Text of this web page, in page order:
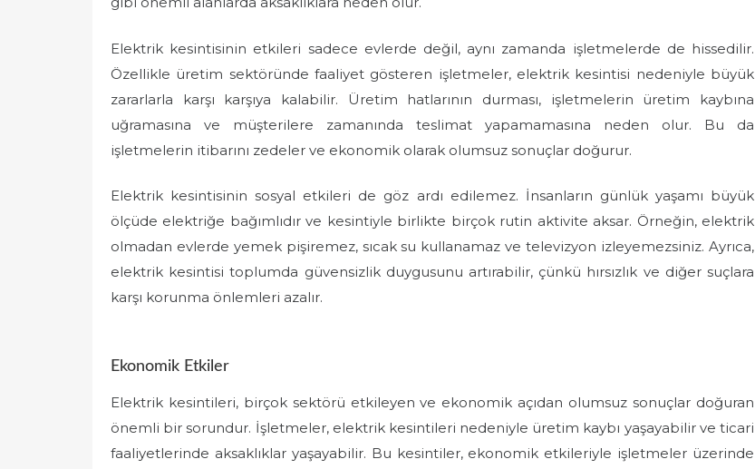
Elektrik kesintisinin etkileri sadece evlerde değil, aynı zamanda işletmelerde de hissedilir.
Özellikle üretim sektöründe faaliyet gösteren işletmeler, elektrik kesintisi nedeniyle büyük
zararlarla karşı karşıya kalabilir. Üretim hatlarının durması, işletmelerin üretim kaybına
uğramasına ve müşterilere zamanında teslimat yapamamasına neden olur. Bu da
işletmelerin itibarını zedeler ve ekonomik olarak olumsuz sonuçlar doğurur.
Elektrik kesintisinin sosyal etkileri de göz ardı edilemez. İnsanların günlük yaşamı büyük
ölçüde elektriğe bağımlıdır ve kesintiyle birlikte birçok rutin aktivite aksar. Örneğin, elektrik
olmadan evlerde yemek pişiremez, sıcak su kullanamaz ve televizyon izleyemezsiniz. Ayrıca,
elektrik kesintisi toplumda güvensizlik duygusunu artırabilir, çünkü hırsızlık ve diğer suçlara
karşı korunma önlemleri azalır.
Ekonomik Etkiler
Elektrik kesintileri, birçok sektörü etkileyen ve ekonomik açıdan olumsuz sonuçlar doğuran
önemli bir sorundur. İşletmeler, elektrik kesintileri nedeniyle üretim kaybı yaşayabilir ve ticari
faaliyetlerinde aksaklıklar yaşayabilir. Bu kesintiler, ekonomik etkileriyle işletmeler üzerinde